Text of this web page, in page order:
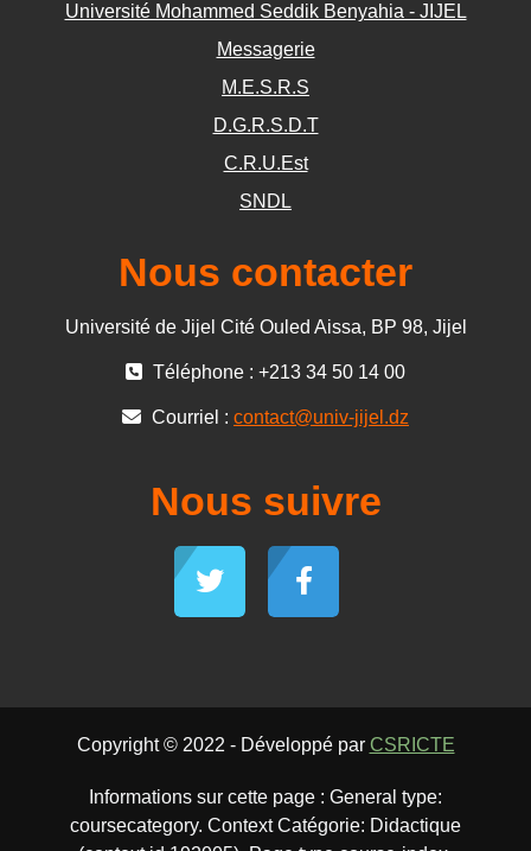
Université Mohammed Seddik Benyahia - JIJEL
Messagerie
M.E.S.R.S
D.G.R.S.D.T
C.R.U.Est
SNDL
Nous contacter
Université de Jijel Cité Ouled Aissa, BP 98, Jijel
Téléphone : +213 34 50 14 00
Courriel : contact@univ-jijel.dz
Nous suivre
Copyright © 2022 - Développé par CSRICTE
Informations sur cette page : General type:
coursecategory. Context Catégorie: Didactique